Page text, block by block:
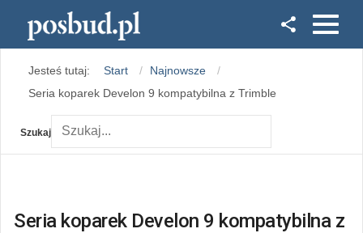
Instagram
Jesteś tutaj: Start
Najnowsze
Seria koparek Develon 9 kompatybilna z Trimble
Szukaj
Seria koparek Develon 9 kompatybilna z